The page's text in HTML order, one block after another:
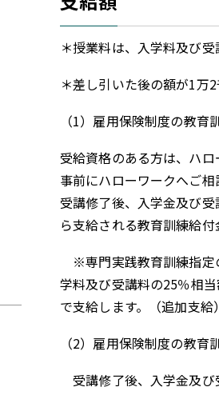
＊授業料は、入学料及び受
＊差し引いた後の額が1万
（1）雇用保険制度の教
受給資格のある方は、ハロ
事前にハローワークへご相
受講修了後、入学金及び
ら支給される教育訓練給付
※専門実践教育訓練指定
学料及び受講料の25％相
で支給します。（追加支給）
（2）雇用保険制度の教
受講修了後、入学金及